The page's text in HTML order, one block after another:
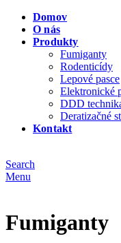
Domov
O nás
Produkty
Fumiganty
Rodenticídy
Lepové pasce
Elektronické
DDD
Deratizačné
Kontakt
Search
Menu
Fumiganty